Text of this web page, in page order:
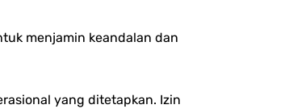
menjamin keandalan dan
yang ditetapkan. Izin